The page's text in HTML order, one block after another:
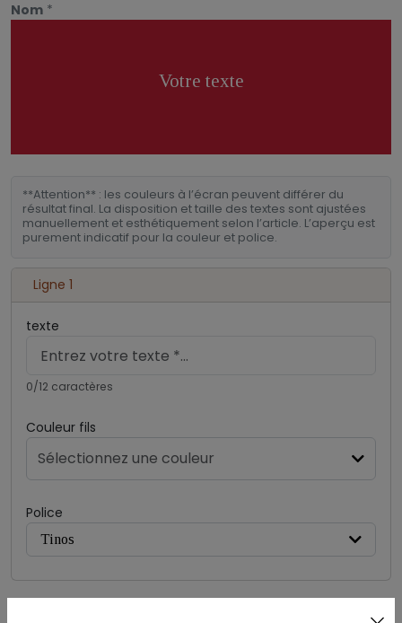
Nom *
Votre texte
**Attention** : les couleurs à l’écran peuvent différer du
résultat final. La disposition et taille des textes sont ajustées
manuellement et esthétiquement selon l’article. L’aperçu est
purement indicatif pour la couleur et police.
Ligne 1
texte
0/12 caractères
Couleur fils
Sélectionnez une couleur
Police
Tinos